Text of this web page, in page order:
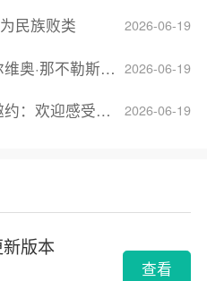
2026-06-19
民族败类
2026-06-19
出任Lucid首席执行官
2026-06-19
无滤镜的真实中国
版本
查看